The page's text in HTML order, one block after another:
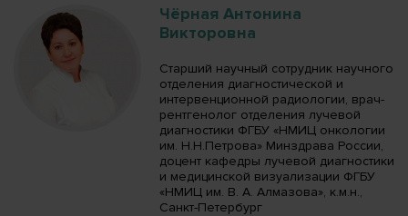
Чёрная Антонина
Викторовна
Старший научный сотрудник научного
отделения диагностической и
интервенционной радиологии, врач-
рентгенолог отделения лучевой
диагностики ФГБУ «НМИЦ онкологии
им. Н.Н.Петрова» Минздрава России,
доцент кафедры лучевой диагностики
и медицинской визуализации ФГБУ
«НМИЦ им. В. А. Алмазова», к.м.н.,
Санкт-Петербург